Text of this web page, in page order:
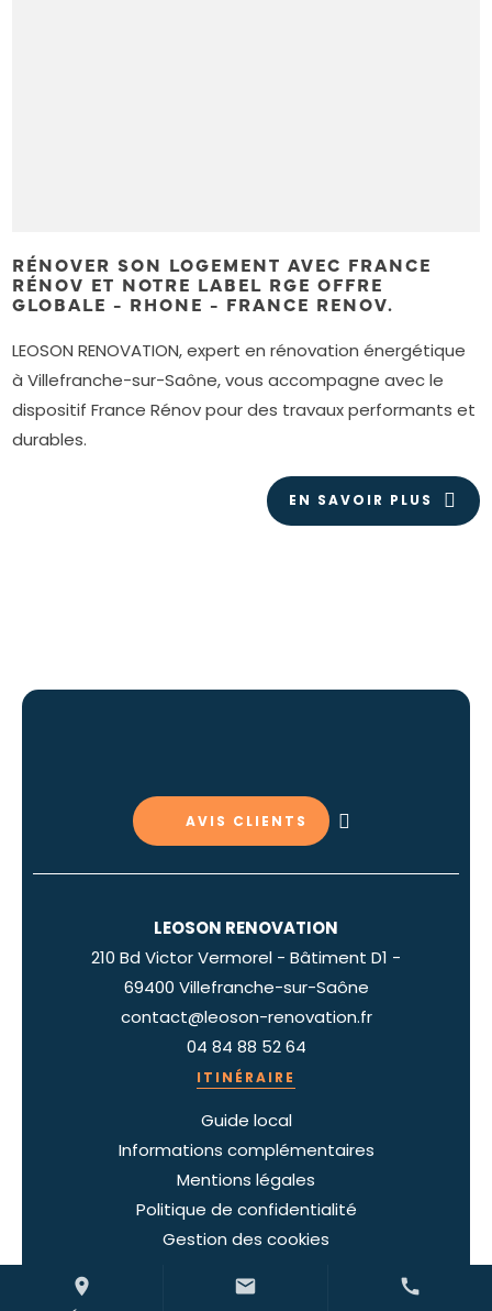
RÉNOVER SON LOGEMENT AVEC FRANCE
RÉNOV ET NOTRE LABEL RGE OFFRE
GLOBALE - RHONE - FRANCE RENOV.
LEOSON RENOVATION, expert en rénovation énergétique
à Villefranche-sur-Saône, vous accompagne avec le
dispositif France Rénov pour des travaux performants et
durables.
EN SAVOIR PLUS
place mail call
AVIS CLIENTS
LEOSON RENOVATION
210 Bd Victor Vermorel - Bâtiment D1 -
69400 Villefranche-sur-Saône
contact@leoson-renovation.fr
04 84 88 52 64
ITINÉRAIRE
Guide local
Informations complémentaires
Mentions légales
Politique de confidentialité
Gestion des cookies